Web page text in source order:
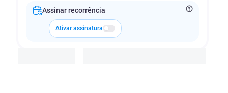
Assinar recorrência
Ativar assinatura